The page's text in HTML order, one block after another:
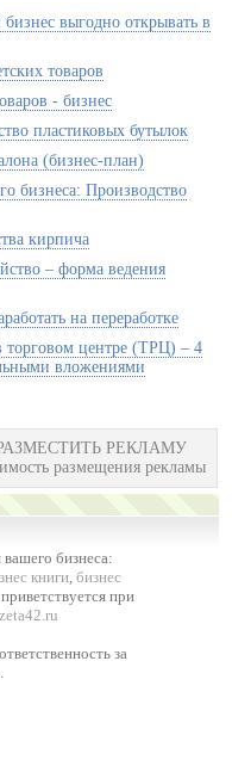
выгодно открывать в
товаров
- бизнес
пластиковых бутылок
(бизнес-план)
бизнеса: Производство
кирпича
– форма ведения
на переработке
торговом центре (ТРЦ) – 4
вложениями
РЕКЛАМУ
размещения рекламы
бизнеса:
книги,бизнес
при
за